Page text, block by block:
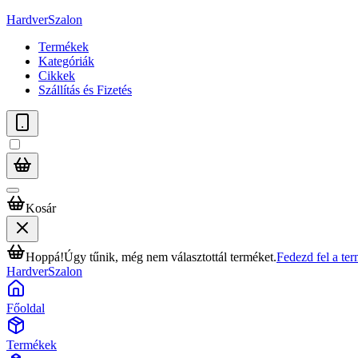
HardverSzalon
Termékek
Kategóriák
Cikkek
Szállítás és Fizetés
Kosár
Hoppá!Úgy tűnik, még nem választottál terméket.Fedezd fel a
HardverSzalon
Főoldal
Termékek